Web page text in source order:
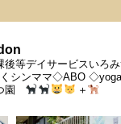
後等デイサービスいろ
シンママ◇ABO ◇yoga
つ園
＋